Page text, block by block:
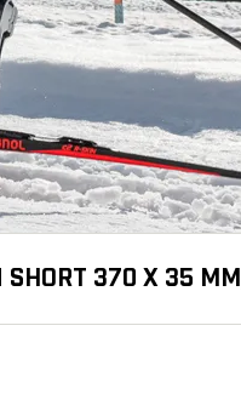
SHORT 370 X 35